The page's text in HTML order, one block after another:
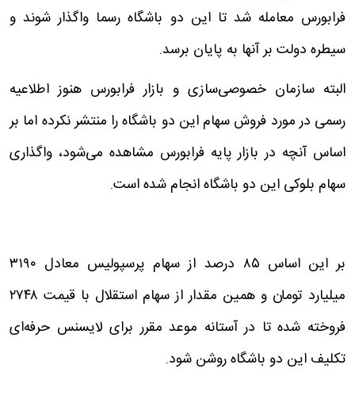
فرابورس معامله شد تا این دو باشگاه رسما واگذار شوند و
سیطره دولت بر آنها به پایان برسد.
البته سازمان خصوصی‌سازی و بازار فرابورس هنوز اطلاعیه
رسمی در مورد فروش سهام این دو باشگاه را منتشر نکرده اما بر
اساس آنچه در بازار پایه فرابورس مشاهده می‌شود، واگذاری
سهام بلوکی این دو باشگاه انجام شده است.
بر این اساس ۸۵ درصد از سهام پرسپولیس معادل ۳۱۹۰
میلیارد تومان و همین مقدار از سهام استقلال با قیمت ۲۷۴۸
فروخته شده تا در آستانه موعد مقرر برای لایسنس حرفه‌ای
تکلیف این دو باشگاه روشن شود.